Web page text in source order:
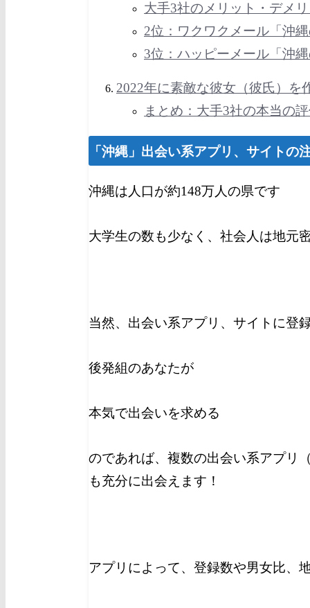
大手3社のメリット・デメ
2位：ワクワクメール「沖
3位：ハッピーメール「沖
2022年に素敵な彼女（彼氏）を
まとめ：大手3社の本当の
「沖縄」出会い系アプリ、サイトの
沖縄は人口が約148万人の県です
大学生の数も少なく、社会人は地元
当然、出会い系アプリ、サイトに登
後発組のあなたが
本気で出会いを求める
のであれば、複数の出会い系アプリ
も充分に出会えます！
アプリによって、登録数や男女比、